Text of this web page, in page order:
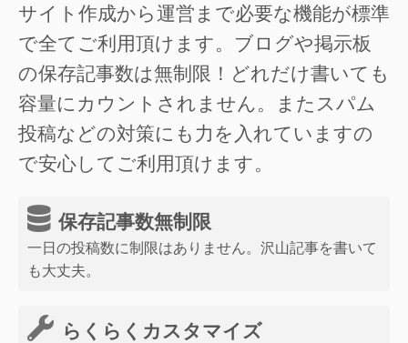
サイト作成から運営まで必要な機能が標準
で全てご利用頂けます。ブログや掲示板
の保存記事数は無制限！どれだけ書いても
容量にカウントされません。またスパム
投稿などの対策にも力を入れていますの
で安心してご利用頂けます。
保存記事数無制限
一日の投稿数に制限はありません。沢山記事を書いて
も大丈夫。
らくらくカスタマイズ